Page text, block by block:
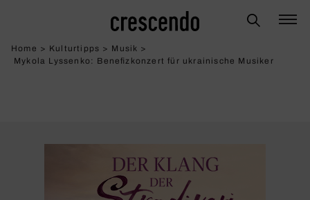
Home > Kulturtipps > Musik >
Mykola Lyssenko: Bene­fiz­kon­zert für ukrai­ni­sche Musiker